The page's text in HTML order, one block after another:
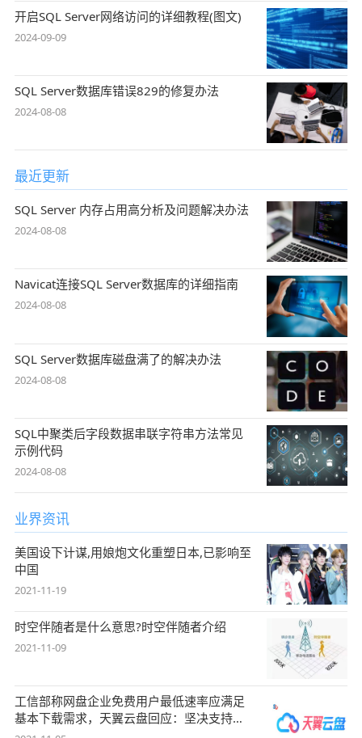
开启SQL Server网络访问的详细教程(图文)
2024-09-09
SQL Server数据库错误829的修复办法
2024-08-08
最近更新
SQL Server 内存占用高分析及问题解决办法
2024-08-08
Navicat连接SQL Server数据库的详细指南
2024-08-08
SQL Server数据库磁盘满了的解决办法
2024-08-08
SQL中聚类后字段数据串联字符串方法常见
示例代码
2024-08-08
业界资讯
美国设下计谋,用娘炮文化重塑日本,已影响至
中国
2021-11-19
时空伴随者是什么意思?时空伴随者介绍
2021-11-09
工信部称网盘企业免费用户最低速率应满足
基本下载需求，天翼云盘回应：坚决支持，
始终